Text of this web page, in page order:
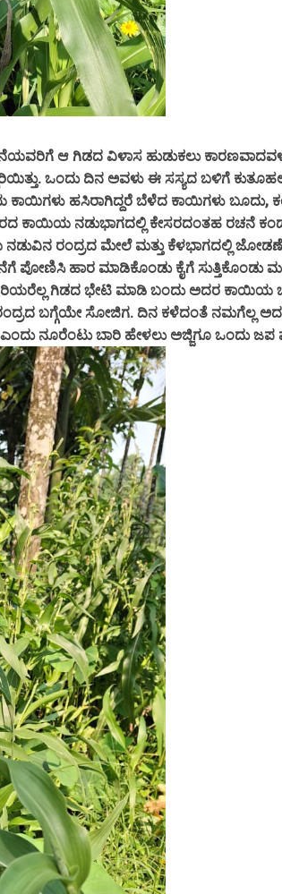
ಆ ಗಿಡದ ವಿಳಾಸ ಹುಡುಕಲು
ಒಂದು ದಿನ ಅವಳು ಈ ಸಸ್ಯದ ಬಳಿಗೆ
ಹಸಿರಾಗಿದ್ದರೆ ಬೆಳೆದ ಕಾಯಿಗಳು ಬೂದು,
ಕಾಯಿಯ ನಡುಭಾಗದಲ್ಲಿ ಕೇಸರದಂತಹ ರಚನೆ
ರಂದ್ರದ ಮೇಲೆ ಮತ್ತು ಕೆಳಭಾಗದಲ್ಲಿ
ಪೋಣಿಸಿ ಹಾರ ಮಾಡಿಕೊಂಡು ಕೈಗೆ ಸುತ್ತಿಕೊಂಡು
ಹಿರಿಯರೆಲ್ಲ ಗಿಡದ ಭೇಟಿ ಮಾಡಿ ಬಂದು ಅದರ ಕಾಯಿಯ
ಬಗ್ಗೆಯೇ ಸೋಜಿಗ. ದಿನ ಕಳೆದಂತೆ ನಮಗೆಲ್ಲ
ನೂರೆಂಟು ಬಾರಿ ಹೇಳಲು ಅಜ್ಜಿಗೂ ಒಂದು